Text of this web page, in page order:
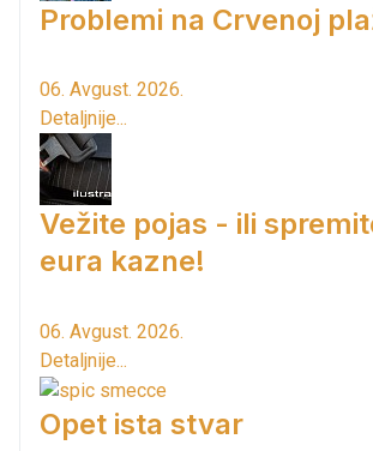
Problemi na Crvenoj
06. Avgust. 2026.
Detaljnije...
Vežite pojas - ili
eura kazne!
06. Avgust. 2026.
Detaljnije...
Opet ista stvar